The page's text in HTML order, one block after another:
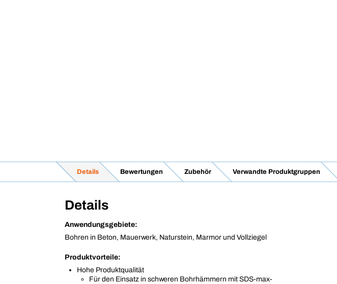
Details Bewertungen Zubehör Verwandte Produktgruppen
Details
Anwendungsgebiete:
Bohren in Beton, Mauerwerk, Naturstein, Marmor und Vollziegel
Produktvorteile:
Hohe Produktqualität
Für den Einsatz in schweren Bohrhämmern mit SDS-max-